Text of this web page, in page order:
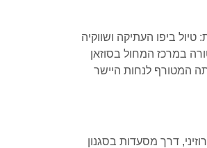
ביפו העתיקה ושווקיה
במרכז המחול בסוזאן
המטורף לנחות היישר
דרך מסעדות בסגנון